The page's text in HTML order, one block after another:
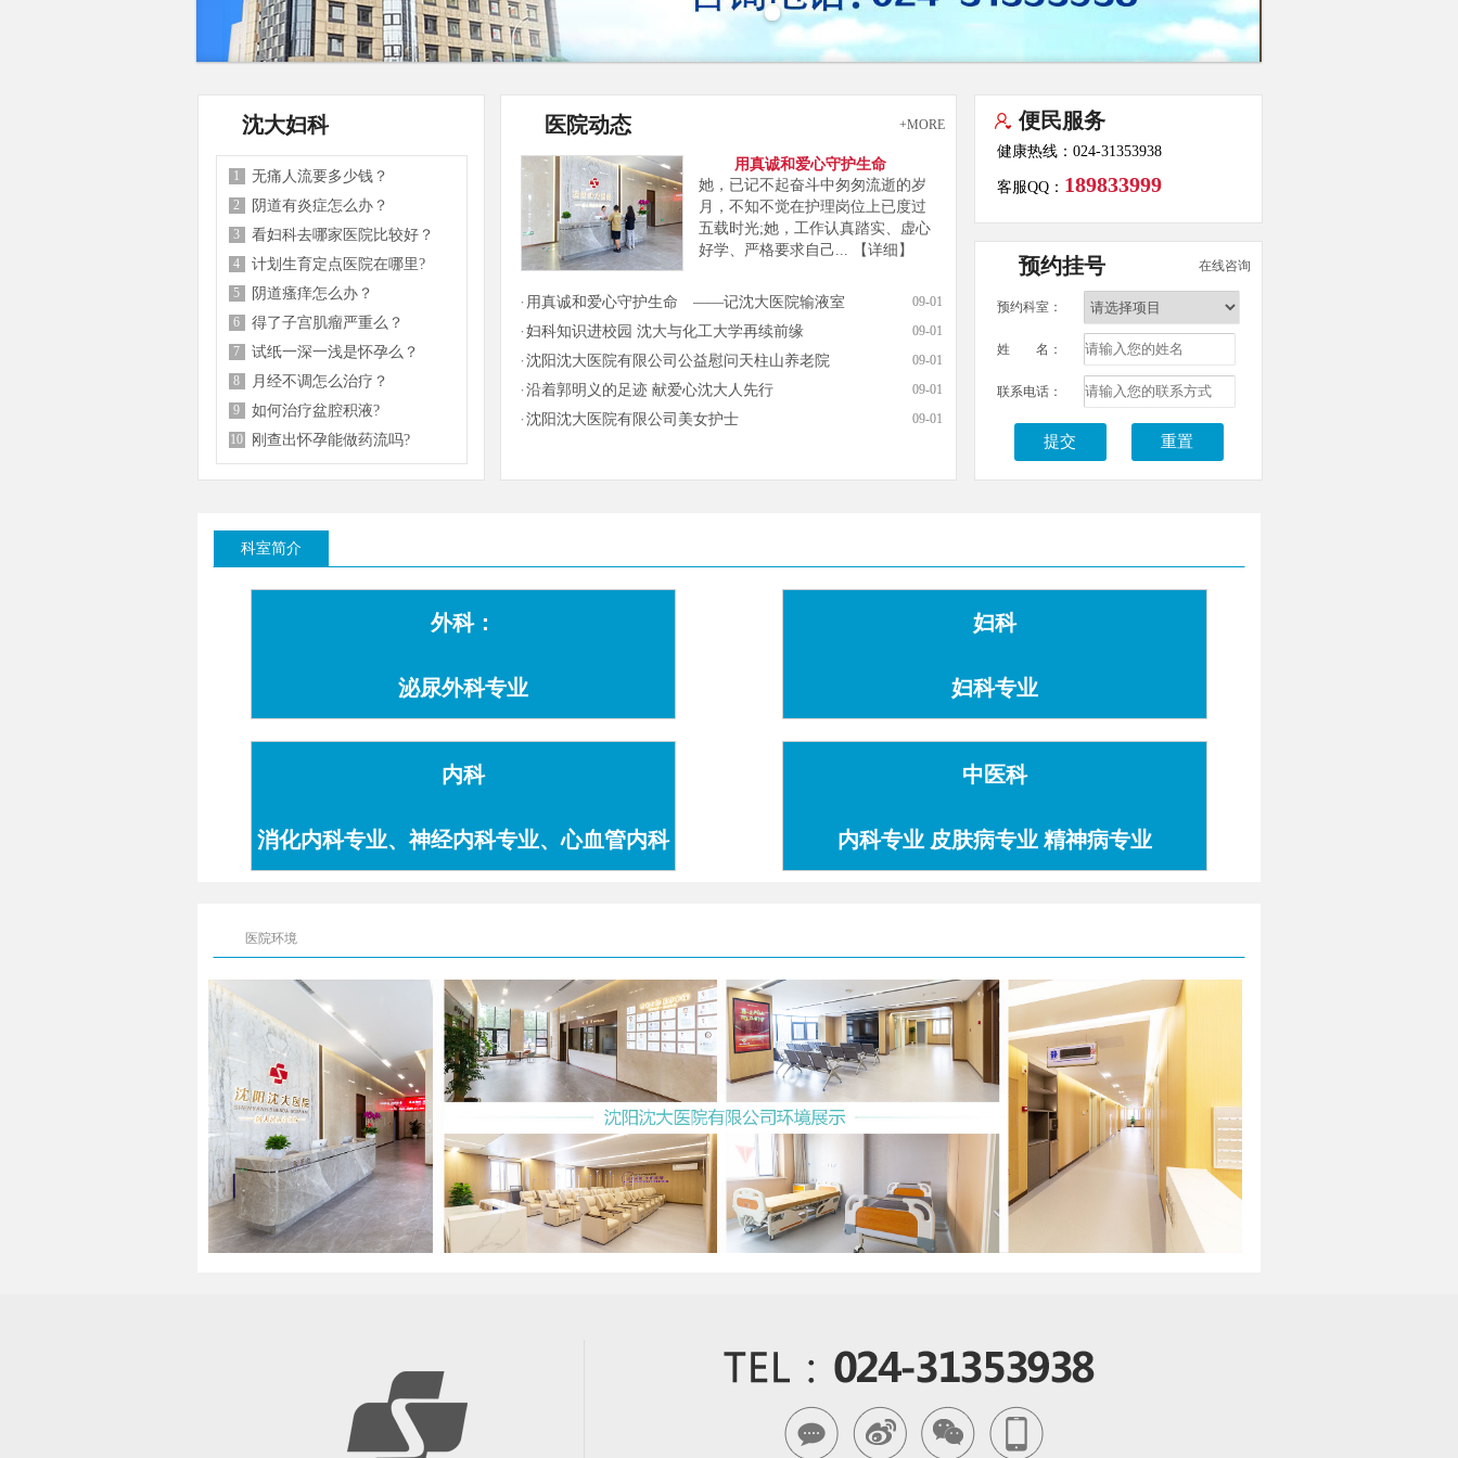
沈大妇科
1 无痛人流要多少钱？
2 阴道有炎症怎么办？
3 看妇科去哪家医院比较好？
4 计划生育定点医院在哪里?
5 阴道瘙痒怎么办？
6 得了子宫肌瘤严重么？
7 试纸一深一浅是怀孕么？
8 月经不调怎么治疗？
9 如何治疗盆腔积液?
10 刚查出怀孕能做药流吗?
医院动态 +MORE
用真诚和爱心守护生命
她，已记不起奋斗中匆匆流逝的岁
月，不知不觉在护理岗位上已度过
五载时光;她，工作认真踏实、虚心
好学、严格要求自己...
【详细】
用真诚和爱心守护生命 ——记沈大医院输液室 09-01
妇科知识进校园 沈大与化工大学再续前缘 09-01
沈阳沈大医院有限公司公益慰问天柱山养老院 09-01
沿着郭明义的足迹 献爱心沈大人先行 09-01
沈阳沈大医院有限公司美女护士 09-01
便民服务
健康热线：024-31353938
客服QQ： 189833999
预约挂号 在线咨询
预约科室：
姓 名：
联系电话：
科室简介
外科：
泌尿外科专业
妇科
妇科专业
内科
消化内科专业、神经内科专业、心血管内科
中医科
内科专业 皮肤病专业 精神病专业
医院环境